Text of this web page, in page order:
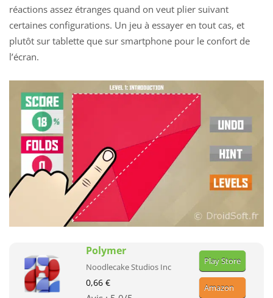
réactions assez étranges quand on veut plier suivant
certaines configurations. Un jeu à essayer en tout cas, et
plutôt sur tablette que sur smartphone pour le confort de
l’écran.
Polymer
Noodlecake Studios Inc
0,66 €
Play Store
Amazon